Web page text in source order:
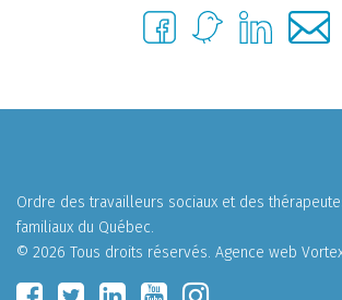
Ordre des travailleurs sociaux et des
familiaux du Québec.
© 2026 Tous droits réservés. Agence web